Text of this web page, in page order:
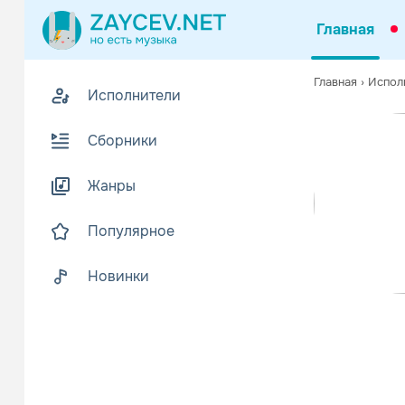
Главная
Исполнители
Сборники
Жанры
Популярное
Новинки
Главная ›
Барклай